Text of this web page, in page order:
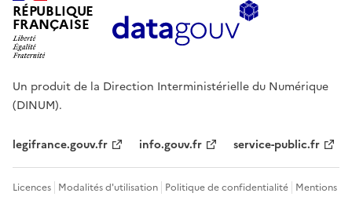
RÉPUBLIQUE
FRANÇAISE
Un produit de la Direction Interministérielle du Numérique
(DINUM).
legifrance.gouv.fr info.gouv.fr service-public.fr
Licences Modalités d'utilisation Politique de confidentialité Mentions